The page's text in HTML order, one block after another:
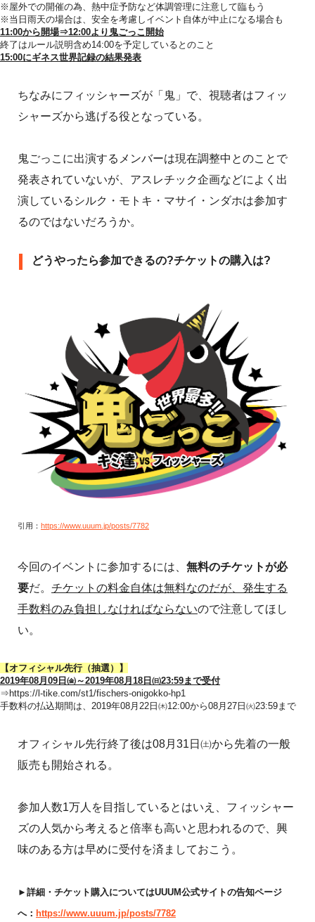
※屋外での開催の為、熱中症予防など体調管理に注意して臨もう
※当日雨天の場合は、安全を考慮しイベント自体が中止になる場合も
11:00から開場⇒12:00より鬼ごっこ開始
終了はルール説明含め14:00を予定しているとのこと
15:00にギネス世界記録の結果発表
ちなみにフィッシャーズが「鬼」で、視聴者はフィッ
シャーズから逃げる役となっている。
鬼ごっこに出演するメンバーは現在調整中とのことで
発表されていないが、アスレチック企画などによく出
演しているシルク・モトキ・マサイ・ンダホは参加す
るのではないだろうか。
どうやったら参加できるの?チケットの購入は?
引用： https://www.uuum.jp/posts/7782
今回のイベントに参加するには、 無料のチケットが必
要だ。 チケットの料金自体は無料なのだが、発生する
手数料のみ負担しなければならないので注意してほし
い。
【オフィシャル先行（抽選）】
2019年08月09日㈮～2019年08月18日㈰23:59まで受付
⇒ https://l-tike.com/st1/fischers-onigokko-hp1
手数料の払込期間は、2019年08月22日㈭12:00から08月27日㈫23:59まで
オフィシャル先行終了後は08月31日㈯から先着の一般
販売も開始される。
参加人数1万人を目指しているとはいえ、フィッシャー
ズの人気から考えると倍率も高いと思われるので、興
味のある方は早めに受付を済ましておこう。
►詳細・チケット購入についてはUUUM公式サイトの告知ページ
へ： https://www.uuum.jp/posts/7782